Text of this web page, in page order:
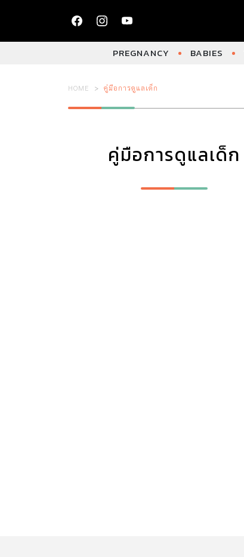
PREGNANCY BABIES
HOME คู่มือการดูแลเด็ก
คู่มือการดูแลเด็ก